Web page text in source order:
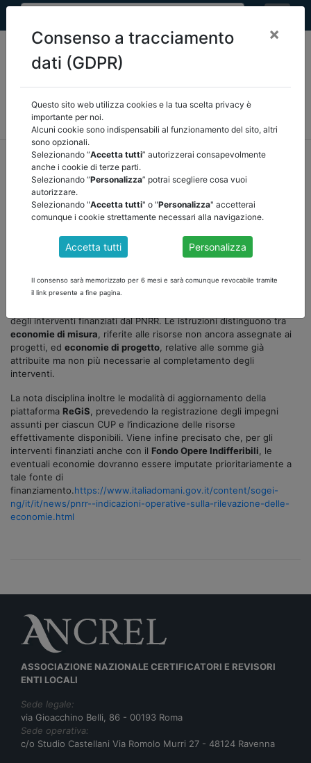
MEF FINANZA LOCALE/OSSERVATORIO
NORMATIVA
CORTE DEI CONTI E GIURISPRUDENZA
home documenti pubblici altri/torna indietro
DOCUMENTI PUBBLICI
PNRR: NUOVE ISTRUZIONI RGS PER LA
GESTIONE DELLE ECONOMIE
La Ragioneria Generale dello Stato ha pubblicato sul portaleItalia
Domaniuna nota operativa che fornisce ai soggetti attuatori le
degli interventi finanziati dal PNRR. Le istruzioni distinguono tra
economie di misura , riferite alle risorse non ancora assegnate ai
progetti, ed economie di progetto , relative alle somme già
attribuite ma non più necessarie al completamento degli
interventi.
La nota disciplina inoltre le modalità di aggiornamento della
piattaforma ReGiS , prevedendo la registrazione degli impegni
assunti per ciascun CUP e l’indicazione delle risorse
effettivamente disponibili. Viene infine precisato che, per gli
interventi finanziati anche con il Fondo Opere Indifferibili , le
eventuali economie dovranno essere imputate prioritariamente a
tale fonte di
finanziamento.https://www.italiadomani.gov.it/content/sogei-
ng/it/it/news/pnrr--indicazioni-operative-sulla-rilevazione-delle-
economie.html
ASSOCIAZIONE NAZIONALE CERTIFICATORI E REVISORI
ENTI LOCALI
Sede legale:
via Gioacchino Belli, 86 - 00193 Roma
Sede operativa:
c/o Studio Castellani Via Romolo Murri 27 - 48124 Ravenna
Consenso a tracciamento
dati (GDPR)
×
Questo sito web utilizza cookies e la tua scelta privacy è
importante per noi.
Alcuni cookie sono indispensabili al funzionamento del sito, altri
sono opzionali.
Selezionando “Accetta tutti” autorizzerai consapevolmente
anche i cookie di terze parti.
Selezionando “Personalizza” potrai scegliere cosa vuoi
autorizzare.
Selezionando "Accetta tutti" o "Personalizza" accetterai
comunque i cookie strettamente necessari alla navigazione.
Accetta tutti Personalizza
Il consenso sarà memorizzato per 6 mesi e sarà comunque revocabile tramite
il link presente a fine pagina.